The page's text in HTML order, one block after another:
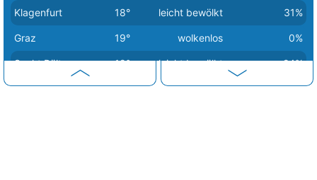
Klagenfurt 18° leicht bewölkt 31%
Graz 19° wolkenlos 0%
Sankt Pölten 19° leicht bewölkt 24%
Eisenstadt 21° wolkig 68%